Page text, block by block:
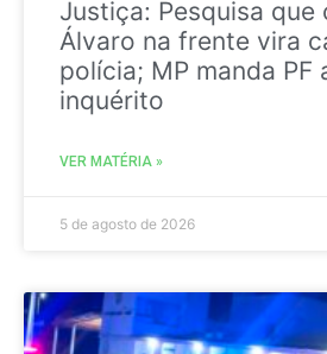
Justiça: Pesquisa que
Álvaro na frente vira
polícia; MP manda PF
inquérito
VER MATÉRIA »
5 de agosto de 2026